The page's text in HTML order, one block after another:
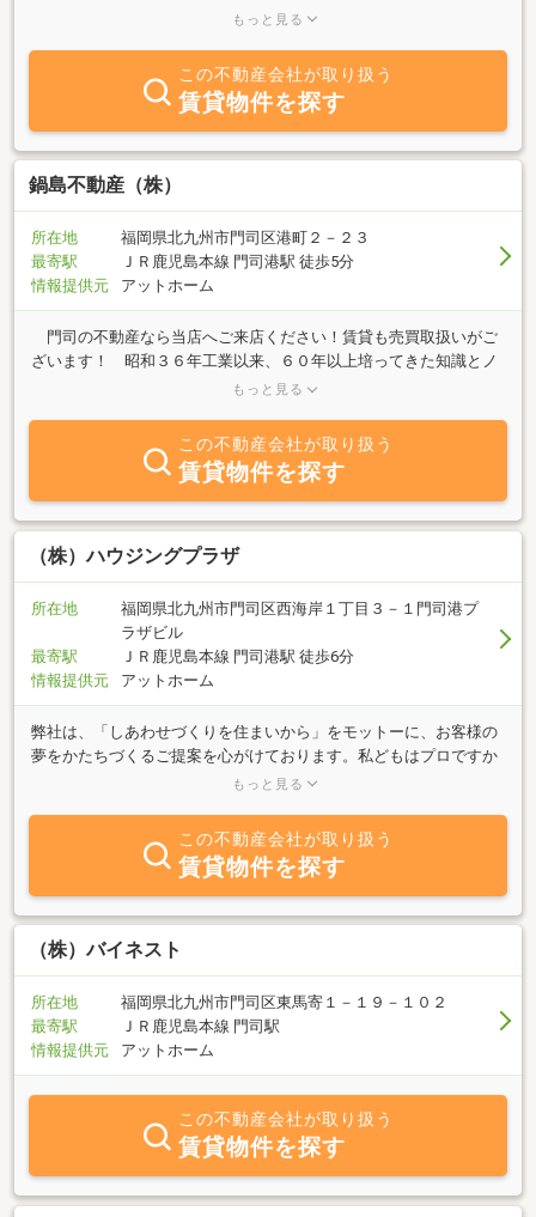
づくりをモットーに、価値ある住まいをお届けしています。中古住
再販売するエコモデル創造業を主軸とし、地域密着型の仲介取引も
行っています！また、より豊かな生活の実現に向け、生保・損保代
理事業・省エネ事業・マリブライト事業・美創倶楽部事業など、さ
まざまな分野へと事業展開を図っています。
もっと見る
この不動産会社が取り扱う
賃貸物件を探す
鍋島不動産（株）
所在地
福岡県北九州市門司区港町２－２３
最寄駅
ＪＲ鹿児島本線 門司港駅 徒歩5分
情報提供元
アットホーム
門司の不動産なら当店へご来店ください！賃貸も売買取扱いがご
ざいます！ 昭和３６年工業以来、６０年以上培ってきた知識とノ
ウハウでご接客いたします！ 損害保険代理業、自動車損害賠償保
もっと見る
この不動産会社が取り扱う
賃貸物件を探す
（株）ハウジングプラザ
所在地
福岡県北九州市門司区西海岸１丁目３－１門司港プ
ラザビル
最寄駅
ＪＲ鹿児島本線 門司港駅 徒歩6分
情報提供元
アットホーム
弊社は、「しあわせづくりを住まいから」をモットーに、お客様の
夢をかたちづくるご提案を心がけております。私どもはプロですか
ら、技術的に良いものをつくるのは当たり前です。それ以上に大切
お客様の立場に立って、さまざまな技術をとり入れたか」「いかに
お客様が長く安心して住めるように考えたか」ということです。す
べては、いかにお客様のことを思って「住まいづくり」をするかだ
と考えています。品質の向上には、「お客様にご満足いただける住
まいをつくりたい」という会社の姿勢と、担当者の熱意が最も大切
です。そのために弊社では、お客様との出会いを大切にし、お客様
努力を重ねてまいります。住まいに関することなら、どのようなこ
とでもお気軽にご用命くださいますようお願い申し上げます。
もっと見る
この不動産会社が取り扱う
賃貸物件を探す
（株）バイネスト
所在地
福岡県北九州市門司区東馬寄１－１９－１０２
最寄駅
ＪＲ鹿児島本線 門司駅
情報提供元
アットホーム
この不動産会社が取り扱う
賃貸物件を探す